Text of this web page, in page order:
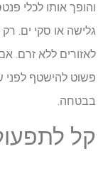
והופך אותו לכלי
גלישה או סקי ים.
לאזורים ללא זרם.
פשוט להישטף לפני
בבטחה.
קל